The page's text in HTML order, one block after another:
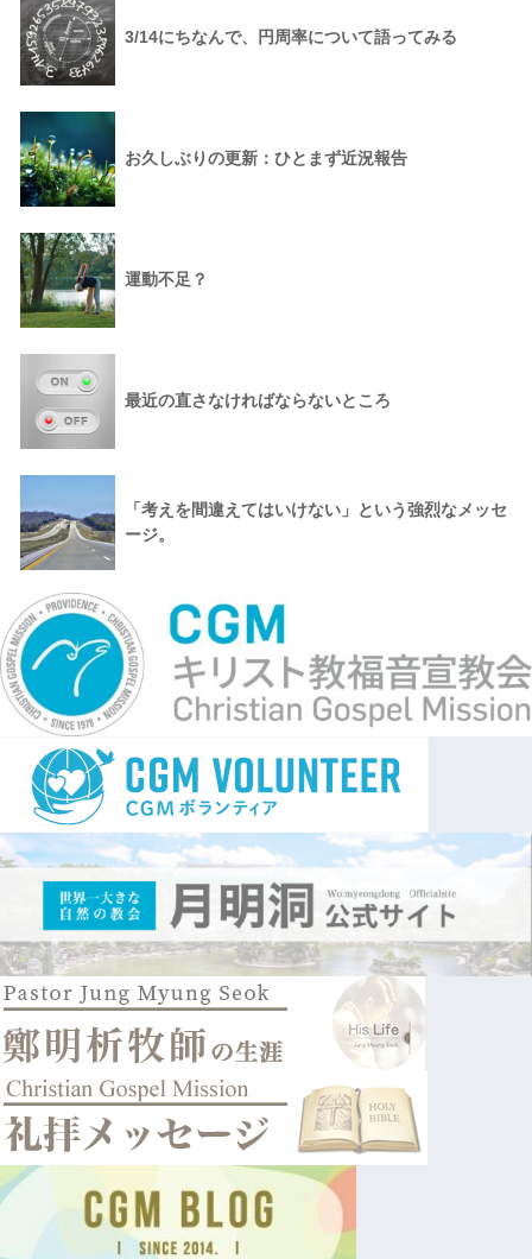
3/14にちなんで、円周率について語ってみる
お久しぶりの更新：ひとまず近況報告
運動不足？
最近の直さなければならないところ
「考えを間違えてはいけない」という強烈なメッセ
ージ。